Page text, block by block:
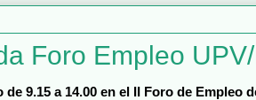
Foro Empleo
de 9.15 a 14.00 en el II Foro de Empleo